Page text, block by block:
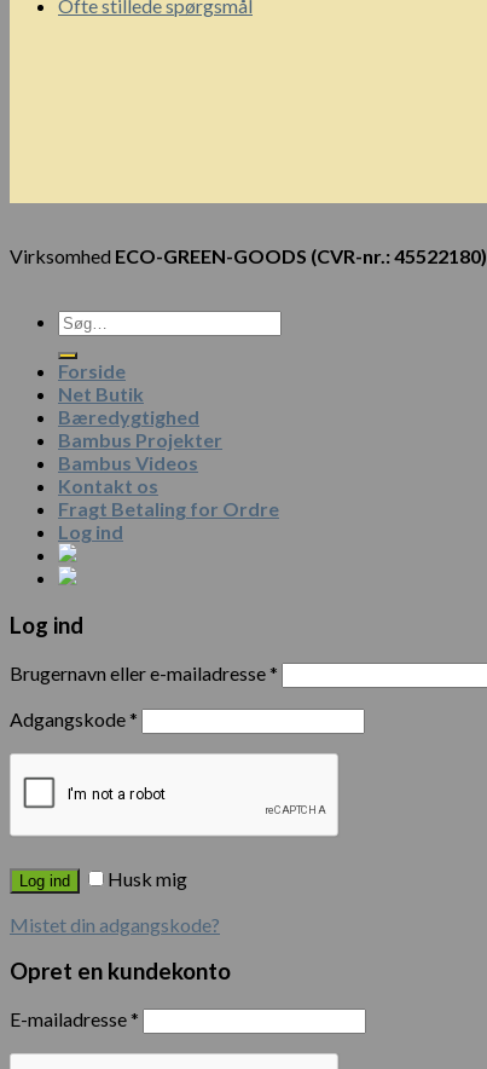
Ofte stillede spørgsmål
Virksomhed ECO-GREEN-GOODS (CVR-nr.: 45522180)
Forside
Net Butik
Bæredygtighed
Bambus Projekter
Bambus Videos
Kontakt os
Fragt Betaling for Ordre
Log ind
Log ind
Brugernavn eller e-mailadresse*
Adgangskode*
Log ind
Husk mig
Mistet din adgangskode?
Opret en kundekonto
E-mailadresse*